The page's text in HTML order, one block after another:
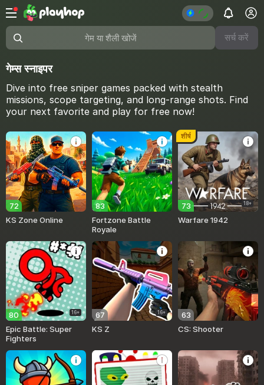
गेम या शैली खोजें सर्च करें
गेम्स स्नाइपर
Dive into free sniper games packed with stealth
missions, scope targeting, and long-range shots. Find
your next favorite and play for free now!
72
KS Zone Online
83
Fortzone Battle
Royale
73 18+
शीर्ष
Warfare 1942
80 16+
Epic Battle: Super
Fighters
67 16+
KS Z
63
CS: Shooter